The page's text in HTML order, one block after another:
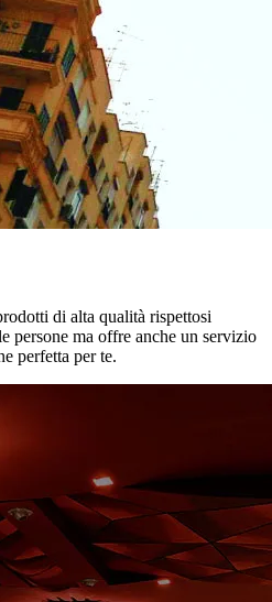
di alta qualità rispettosi
persone ma offre anche un servizio
perfetta per te.